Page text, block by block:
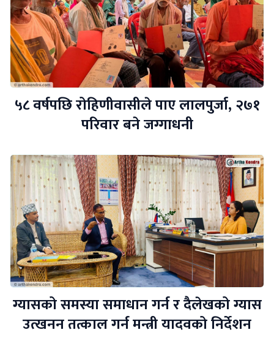
५८ वर्षपछि रोहिणीवासीले पाए लालपुर्जा, २७१
परिवार बने जग्गाधनी
ग्यासको समस्या समाधान गर्न र दैलेखको ग्यास
उत्खनन तत्काल गर्न मन्त्री यादवको निर्देशन